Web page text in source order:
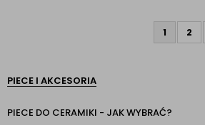
1 2
PIECE I AKCESORIA
PIECE DO CERAMIKI - JAK WYBRAĆ?